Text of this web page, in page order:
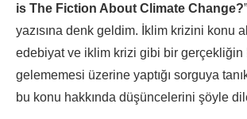
is The Fiction About Climate Change?
yazısına denk geldim. İklim krizini konu
edebiyat ve iklim krizi gibi bir gerçekliğin
gelememesi üzerine yaptığı sorguya
bu konu hakkında düşüncelerini şöyle